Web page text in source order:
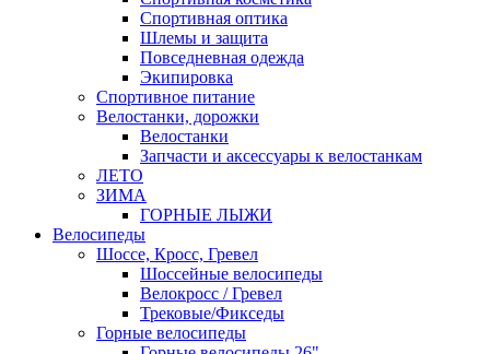
Спортивная оптика
Шлемы и защита
Повседневная одежда
Экипировка
Спортивное питание
Велостанки, дорожки
Велостанки
Запчасти и аксессуары к велостанкам
ЛЕТО
ЗИМА
ГОРНЫЕ ЛЫЖИ
Велосипеды
Шоссе, Кросс, Гревел
Шоссейные велосипеды
Велокросс / Гревел
Трековые/Фикседы
Горные велосипеды